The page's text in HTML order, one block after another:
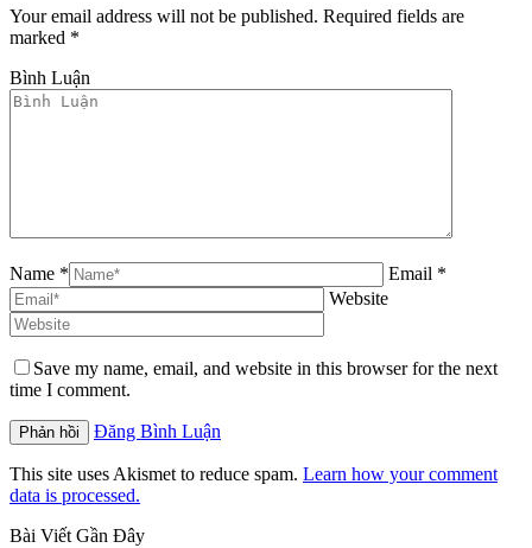
Your email address will not be published. Required fields are
marked *
Bình Luận
Name *
Email *
Website
Save my name, email, and website in this browser for the next
time I comment.
Đăng Bình Luận
This site uses Akismet to reduce spam. Learn how your comment
data is processed.
Bài Viết Gần Đây